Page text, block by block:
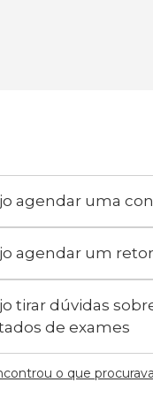
agendar uma
agendar um
tirar dúvidas
de exames
o que